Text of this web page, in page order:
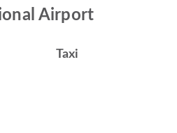
Airport
Taxi